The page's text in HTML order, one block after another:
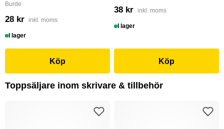
Burde
28 kr inkl. moms
I lager
Köp
38 kr inkl. moms
I lager
Köp
Toppsäljare inom skrivare & tillbehör